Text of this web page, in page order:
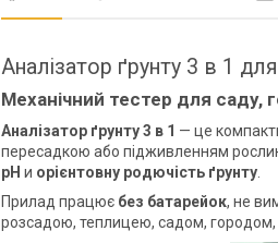
Аналізатор ґрунту 3 в 1
Механічний тестер для саду,
Аналізатор ґрунту 3 в 1 — це
пересадкою або підживленням
pH и орієнтовну родючість ґрунту
Прилад працює без батарейок, не
розсадою, теплицею, садом, городом,